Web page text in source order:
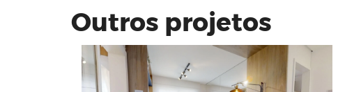
Outros projetos